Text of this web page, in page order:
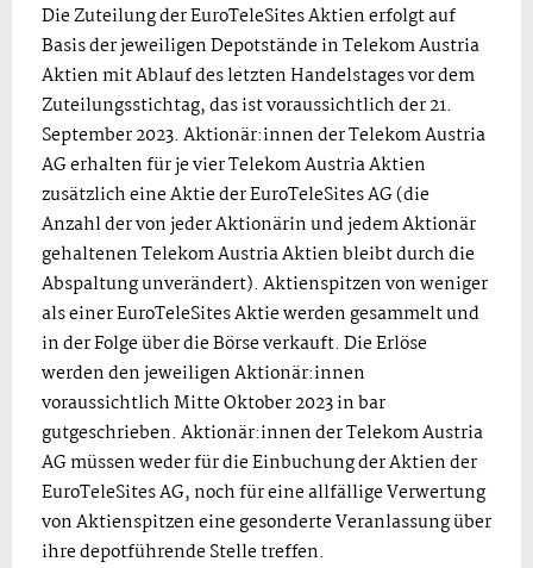
Die Zuteilung der EuroTeleSites Aktien erfolgt auf
Basis der jeweiligen Depotstände in Telekom Austria
Aktien mit Ablauf des letzten Handelstages vor dem
Zuteilungsstichtag, das ist voraussichtlich der 21.
September 2023. Aktionär:innen der Telekom Austria
AG erhalten für je vier Telekom Austria Aktien
zusätzlich eine Aktie der EuroTeleSites AG (die
Anzahl der von jeder Aktionärin und jedem Aktionär
gehaltenen Telekom Austria Aktien bleibt durch die
Abspaltung unverändert). Aktienspitzen von weniger
als einer EuroTeleSites Aktie werden gesammelt und
in der Folge über die Börse verkauft. Die Erlöse
werden den jeweiligen Aktionär:innen
voraussichtlich Mitte Oktober 2023 in bar
gutgeschrieben. Aktionär:innen der Telekom Austria
AG müssen weder für die Einbuchung der Aktien der
EuroTeleSites AG, noch für eine allfällige Verwertung
von Aktienspitzen eine gesonderte Veranlassung über
ihre depotführende Stelle treffen.